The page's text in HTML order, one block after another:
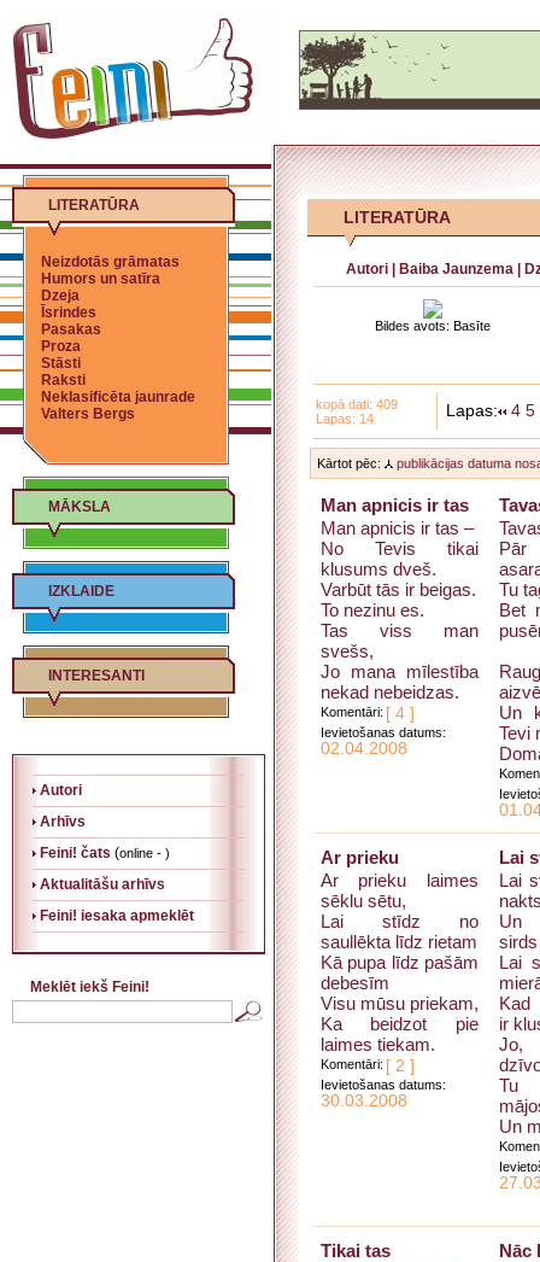
LITERATŪRA
Neizdotās grāmatas
Humors un satīra
Dzeja
Īsrindes
Pasakas
Proza
Stāsti
Raksti
Neklasificēta jaunrade
Valters Bergs
MĀKSLA
IZKLAIDE
INTERESANTI
Autori
Arhīvs
Feini! čats (online - )
Aktualitāšu arhīvs
Feini! iesaka apmeklēt
Meklēt iekš Feini!
LITERATŪRA
Autori Baiba Jaunzema
Bildes avots: Basīte
kopā dati: 409
Lapas: 14
Lapas: 4 5
Kārtot pēc: publikācijas datuma
Man apnicis ir tas
Man apnicis ir tas –
No Tevis tikai
klusums dveš.
Varbūt tās ir beigas.
To nezinu es.
Tas viss man
svešs,
Jo mana mīlestība
nekad nebeidzas.
Komentāri: [ 4 ]
Ievietošanas datums:
02.04.2008
Pār
Tu
Bet
Un
Tevi
Ar prieku
Ar prieku laimes
sēklu sētu,
Lai stīdz no
saullēkta līdz rietam
Kā pupa līdz pašām
debesīm
Visu mūsu priekam,
Ka beidzot pie
laimes tiekam.
Komentāri: [ 2 ]
Ievietošanas datums:
30.03.2008
Lai
Lai
Un
Lai
Kad
ir
Jo,
Tu
Un
Tikai tas
Nāc